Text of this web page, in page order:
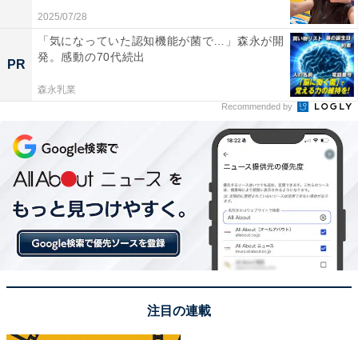
2025/07/28
PR
「気になっていた認知機能が菌で…」森永が開
発。感動の70代続出
森永乳業
Recommended by
注目の連載